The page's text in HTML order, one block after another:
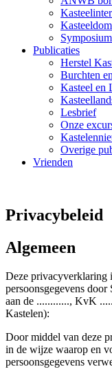
Publicaties
Herstel
Burchten
Kasteel en
Lesbrief
Onze
Overige
Vrienden
Privacybeleid
Algemeen
Deze privacyverklaring
persoonsgegevens
aan de ............, KvK
Kastelen):
Door middel van deze
in de wijze waarop en
persoonsgegevens